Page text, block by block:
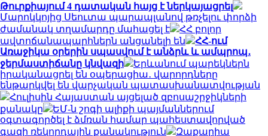
Թուրքիայում 4 դատական հայց է ներկայացրել
Մարոկկոյից Սեուտա պարապլանով թռչելու փորձի
ժամանակ տղամարդը մահացել է
ՀՀ բոլոր
ավտոճանապարհներն անցանելի են
ՀՀ-ում
Առաջիկա օրերին սպասվում է անձրև և ամպրոպ․
ջերմաստիճանը կնվազի
Երևանում պարեկներն
իրականացրել են օպերացիա․ վարորդները
ենթարկվել են վարչական պատասխանատվության
Հուլիսին Հայաստան այցելած զբոսաշրջիկների
քանակը
ԵՄ-ն շոգի ալիքի պայմաններում
օգտագործել է ձմռան համար պահեստավորված
գազի ռեկորդային քանակություն
Զաքարիա